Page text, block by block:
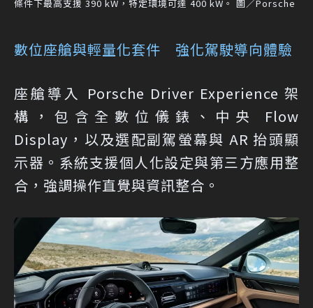
條件下最高支援 390 kW，特定環境可達 400 kW。 圖／Porsche
數位座艙與輕量化套件 強化駕駛導向體驗
座艙導入 Porsche Driver Experience 架
構，包含全數位儀錶、中央 Flow
Display，以及選配副駕螢幕與 AR 抬頭顯
示器。系統支援個人化設定與第三方應用整
合，強調操作直覺與資訊整合。